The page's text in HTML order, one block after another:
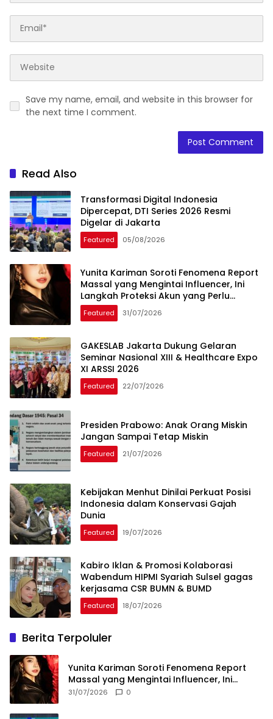
Save my name, email, and website in this browser for
the next time I comment.
Read Also
Transformasi Digital Indonesia
Dipercepat, DTI Series 2026 Resmi
Digelar di Jakarta
Featured 05/08/2026
Yunita Kariman Soroti Fenomena Report
Massal yang Mengintai Influencer, Ini
Langkah Proteksi Akun yang Perlu
Diketahui
Featured 31/07/2026
GAKESLAB Jakarta Dukung Gelaran
Seminar Nasional XIII & Healthcare Expo
XI ARSSI 2026
Featured 22/07/2026
Presiden Prabowo: Anak Orang Miskin
Jangan Sampai Tetap Miskin
Featured 21/07/2026
Kebijakan Menhut Dinilai Perkuat Posisi
Indonesia dalam Konservasi Gajah
Dunia
Featured 19/07/2026
Kabiro Iklan & Promosi Kolaborasi
Wabendum HIPMI Syariah Sulsel gagas
kerjasama CSR BUMN & BUMD
Featured 18/07/2026
Berita Terpoluler
Yunita Kariman Soroti Fenomena Report
Massal yang Mengintai Influencer, Ini
Langkah Proteksi Akun yang Perlu Diketahui
31/07/2026 0